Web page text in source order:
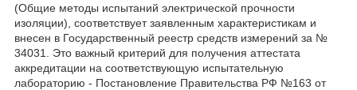
(Общие методы испытаний электрической прочности
изоляции), соответствует заявленным характеристикам и
внесен в Государственный реестр средств измерений за №
34031. Это важный критерий для получения аттестата
аккредитации на соответствующую испытательную
лабораторию - Постановление Правительства РФ №163 от